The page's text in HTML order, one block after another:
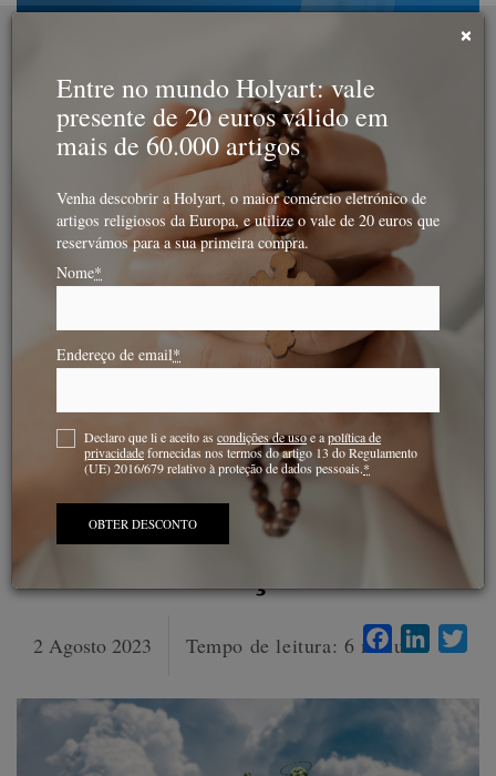
Skip
Toggle
Santos e Abençoados |
São Domingos de Guzman e a
entrega do terço
São Domingos de
Guzman e a entrega do
2 Agosto 2023 Tempo de leitura: 6 minutosFacebook
×
Entre no mundo Holyart: vale
presente de 20 euros válido em
mais de 60.000 artigos
Venha descobrir a Holyart, o maior comércio eletrónico de
artigos religiosos da Europa, e utilize o vale de 20 euros que
reservámos para a sua primeira compra.
Nome*
Endereço de email*
Declaro que li e aceito as condições de usoe apolítica de
privacidadefornecidas nos termos do artigo 13 do Regulamento
(UE) 2016/679 relativo à proteção de dados pessoais.*
OBTER DESCONTO